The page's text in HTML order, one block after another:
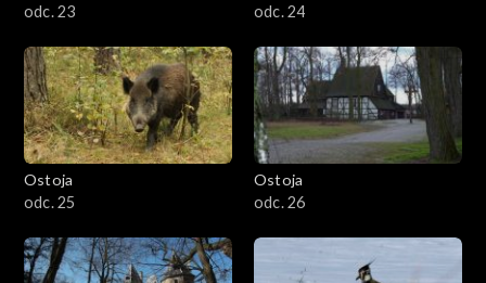
odc. 23
odc. 24
Ostoja
odc. 25
Ostoja
odc. 26